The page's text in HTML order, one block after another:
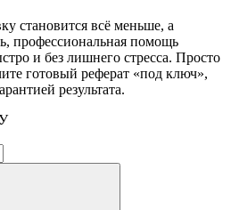
становится всё меньше, а
профессиональная помощь
и без лишнего стресса. Просто
готовый реферат «под ключ»,
результата.